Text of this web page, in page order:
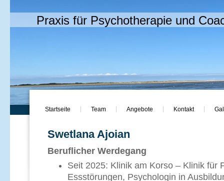
Praxis für Psychotherapie und
Startseite Team Angebote Kontakt
Swetlana Ajoian
Beruflicher Werdegang
Seit 2025: Klinik am Korso – Klinik für
Essstörungen, Psychologin in